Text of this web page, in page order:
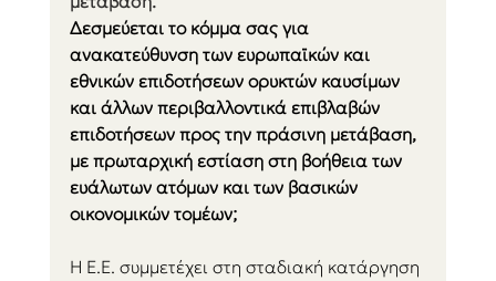
Δεσμεύεται το κόμμα σας για
ανακατεύθυνση των ευρωπαϊκών και
εθνικών επιδοτήσεων ορυκτών καυσίμων
και άλλων περιβαλλοντικά επιβλαβών
επιδοτήσεων προς την πράσινη μετάβαση,
με πρωταρχική εστίαση στη βοήθεια των
ευάλωτων ατόμων και των βασικών
οικονομικών τομέων;
Η Ε.Ε. συμμετέχει στη σταδιακή κατάργηση